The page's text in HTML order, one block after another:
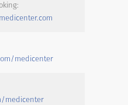
medicenter
medicenter